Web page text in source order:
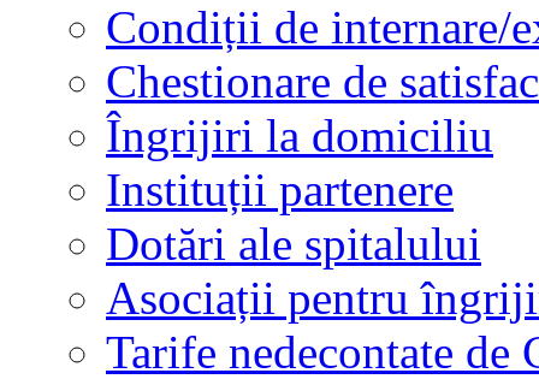
Condiții de internare/
Chestionare de
Îngrijiri la domiciliu
Instituții partenere
Dotări ale spitalului
Asociații pentru
Tarife nedecontate de